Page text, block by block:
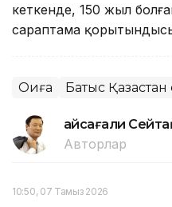
кеткенде, 150 жыл
сараптама
Оқиға Батыс
Ғайсағали
Авторлар
10:50, 07 Тамыз 2026